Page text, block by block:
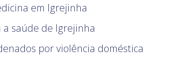
em Igrejinha
saúde de Igrejinha
por violência doméstica